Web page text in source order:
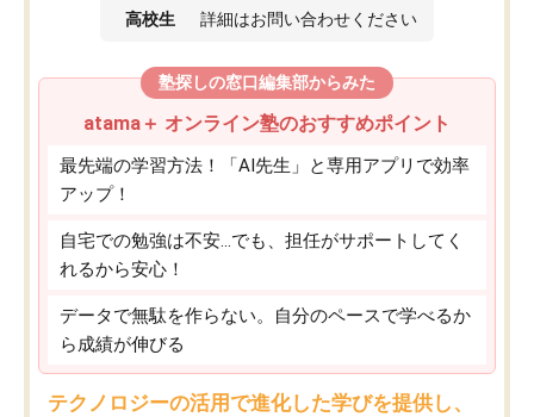
高校生 詳細はお問い合わせください
塾探しの窓口編集部からみた
atama＋ オンライン塾のおすすめポイント
最先端の学習方法！「AI先生」と専用アプリで効率
アップ！
自宅での勉強は不安…でも、担任がサポートしてく
れるから安心！
データで無駄を作らない。自分のペースで学べるか
ら成績が伸びる
テクノロジーの活用で進化した学びを提供し、